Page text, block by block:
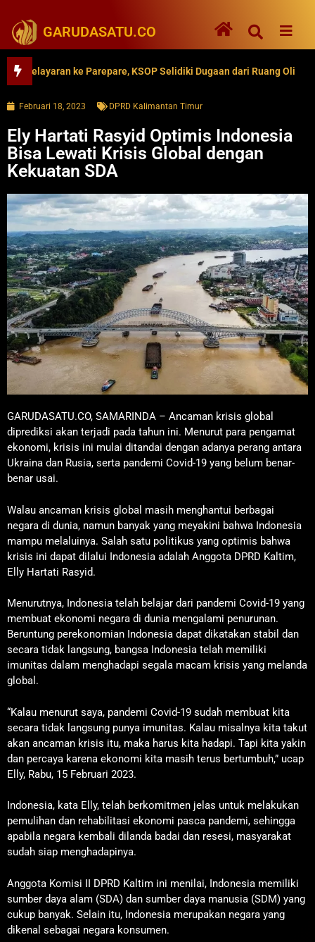
GARUDASATU.CO
ke Parepare, KSOP Selidiki Dugaan dari Ruang Oli
Februari 18, 2023 DPRD Kalimantan Timur
Ely Hartati Rasyid Optimis Indonesia
Bisa Lewati Krisis Global dengan
Kekuatan SDA
GARUDASATU.CO, SAMARINDA – Ancaman krisis global
diprediksi akan terjadi pada tahun ini. Menurut para pengamat
ekonomi, krisis ini mulai ditandai dengan adanya perang antara
Ukraina dan Rusia, serta pandemi Covid-19 yang belum benar-
benar usai.
Walau ancaman krisis global masih menghantui berbagai
negara di dunia, namun banyak yang meyakini bahwa Indonesia
mampu melaluinya. Salah satu politikus yang optimis bahwa
krisis ini dapat dilalui Indonesia adalah Anggota DPRD Kaltim,
Elly Hartati Rasyid.
Menurutnya, Indonesia telah belajar dari pandemi Covid-19 yang
membuat ekonomi negara di dunia mengalami penurunan.
Beruntung perekonomian Indonesia dapat dikatakan stabil dan
secara tidak langsung, bangsa Indonesia telah memiliki
imunitas dalam menghadapi segala macam krisis yang melanda
global.
“Kalau menurut saya, pandemi Covid-19 sudah membuat kita
secara tidak langsung punya imunitas. Kalau misalnya kita takut
akan ancaman krisis itu, maka harus kita hadapi. Tapi kita yakin
dan percaya karena ekonomi kita masih terus bertumbuh,” ucap
Elly, Rabu, 15 Februari 2023.
Indonesia, kata Elly, telah berkomitmen jelas untuk melakukan
pemulihan dan rehabilitasi ekonomi pasca pandemi, sehingga
apabila negara kembali dilanda badai dan resesi, masyarakat
sudah siap menghadapinya.
Anggota Komisi II DPRD Kaltim ini menilai, Indonesia memiliki
sumber daya alam (SDA) dan sumber daya manusia (SDM) yang
cukup banyak. Selain itu, Indonesia merupakan negara yang
dikenal sebagai negara konsumen.